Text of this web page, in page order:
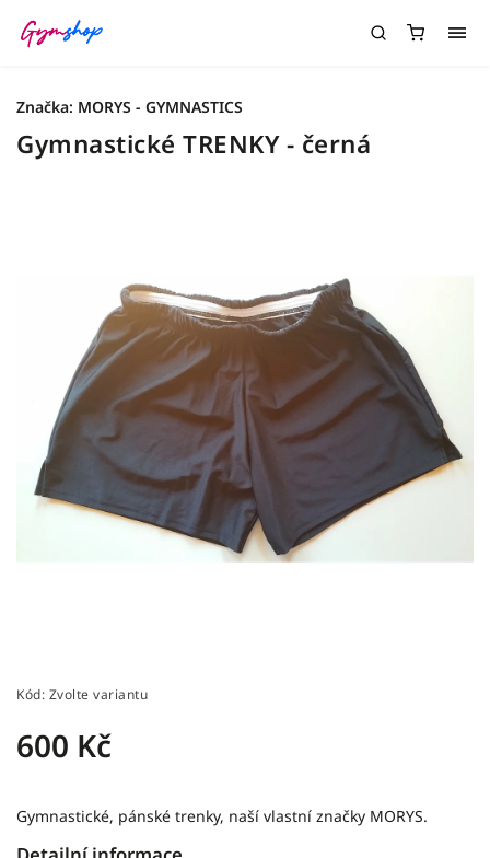
Gymnastické TRENKY - černá
Kód: Zvolte variantu
600 Kč
Gymnastické, pánské trenky, naší vlastní značky MORYS.
Značka: MORYS - GYMNASTICS